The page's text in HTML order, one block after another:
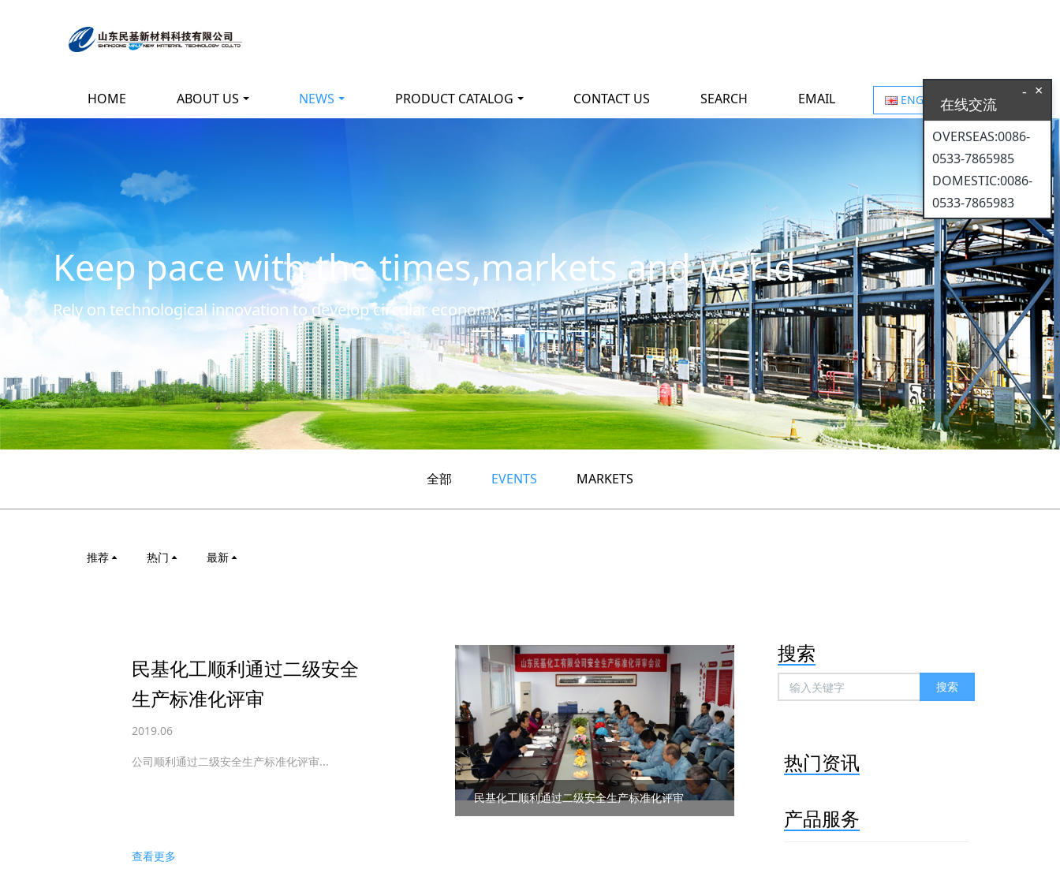
HOME ABOUT US NEWS PRODUCT CATALOG CONTACT US SEARCH EMAIL ENGLISH
Keep pace with the times,markets and world.
Rely on technological innovation to develop circular economy.
全部 EVENTS MARKETS
推荐 热门 最新
民基化工顺利通过二级安全
生产标准化评审
2019.06
公司顺利通过二级安全生产标准化评审...
查看更多
民基化工顺利通过二级安全生产标准化评审
搜索
搜索
热门资讯
产品服务
×
-
在线交流
OVERSEAS:0086-
0533-7865985
DOMESTIC:0086-
0533-7865983